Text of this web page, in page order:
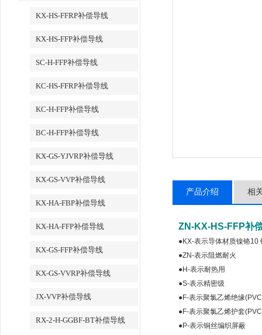
KX-HS-FFRP补偿导线
KX-HS-FFP补偿导线
SC-H-FFP补偿导线
KC-HS-FFRP补偿导线
KC-H-FFP补偿导线
BC-H-FFP补偿导线
KX-GS-YJVRP补偿导线
KX-GS-VVP补偿导线
KX-HA-FBP补偿导线
KX-HA-FFP补偿导线
KX-GS-FFP补偿导线
KX-GS-VVRP补偿导线
JX-VVP补偿导线
RX-2-H-GGBF-BT补偿导线
产品介绍 相
ZN-KX-HS-FFP补
●KX-表示导体材质镍铬
●ZN-表示阻燃耐火
●H-表示耐热用
●S-表示精密级
●F-表示聚氯乙烯绝缘
●F-表示聚氯乙烯护套
●P-表示铜丝编织屏蔽